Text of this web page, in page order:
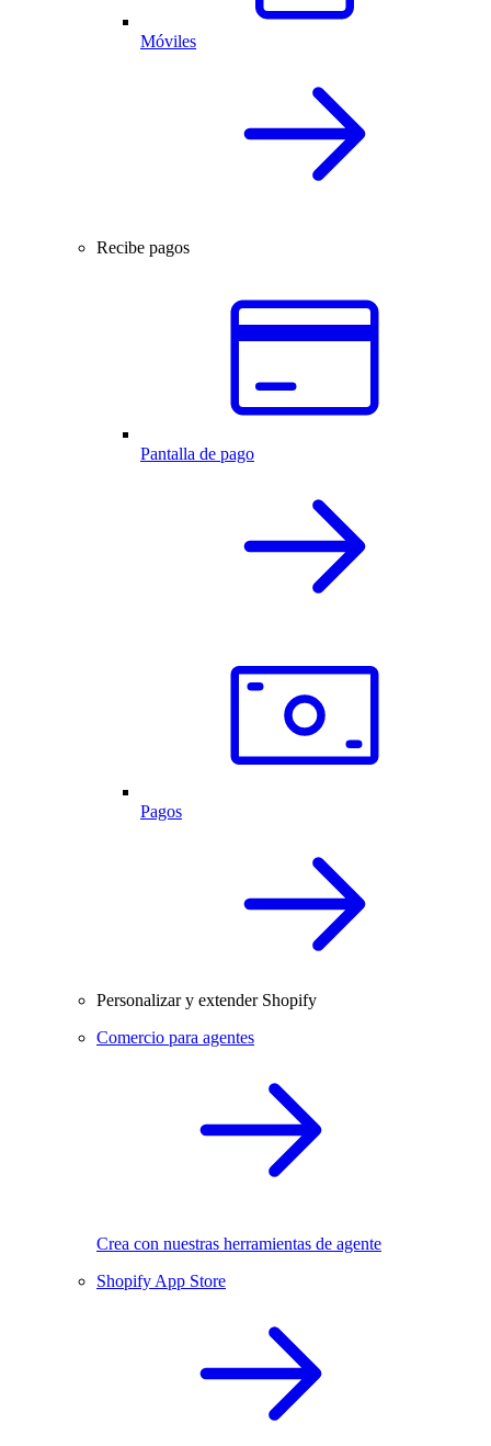
Móviles
Recibe pagos
Pantalla de pago
Pagos
Personalizar y extender Shopify
Comercio para agentes
Crea con nuestras herramientas de agente
Shopify App Store